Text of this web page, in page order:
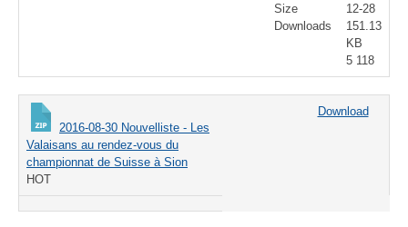
Size
Downloads
12-28
151.13
KB
5 118
2016-08-30 Nouvelliste - Les
Valaisans au rendez-vous du
championnat de Suisse à Sion
HOT
Download